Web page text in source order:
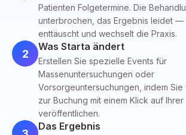
Patienten Folgetermine. Die
unterbrochen, das Ergebnis leidet —
enttäuscht und wechselt die Praxis.
2
Was Starta ändert
Erstellen Sie spezielle Events für
Massenuntersuchungen oder
Vorsorgeuntersuchungen, indem
zur Buchung mit einem Klick auf
veröffentlichen.
Das Ergebnis